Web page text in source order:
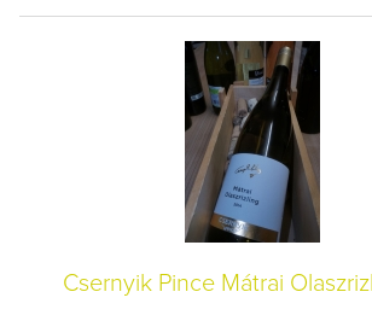
Csernyik Pince Mátrai